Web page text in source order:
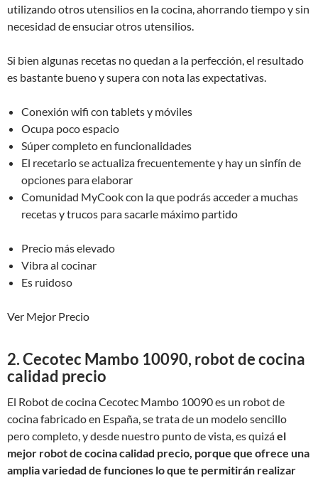
utilizando otros utensilios en la cocina, ahorrando tiempo y sin
necesidad de ensuciar otros utensilios.
Si bien algunas recetas no quedan a la perfección, el resultado
es bastante bueno y supera con nota las expectativas.
Conexión wifi con tablets y móviles
Ocupa poco espacio
Súper completo en funcionalidades
El recetario se actualiza frecuentemente y hay un sinfín de
opciones para elaborar
Comunidad MyCook con la que podrás acceder a muchas
recetas y trucos para sacarle máximo partido
Precio más elevado
Vibra al cocinar
Es ruidoso
Ver Mejor Precio
2. Cecotec Mambo 10090, robot de cocina
calidad precio
El Robot de cocina Cecotec Mambo 10090 es un robot de
cocina fabricado en España, se trata de un modelo sencillo
pero completo, y desde nuestro punto de vista, es quizáel
mejor robot de cocina calidad precio, porque que ofrece una
amplia variedad de funciones lo que te permitirán realizar